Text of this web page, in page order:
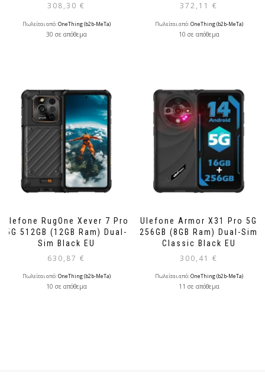
308,30 €
Πωλείται από:OneThing (b2b-MeTa)
30 σε απόθεμα
372,11 €
Πωλείται από:OneThing (b2b-MeTa)
10 σε απόθεμα
Ulefone RugOne Xever 7 Pro
5G 512GB (12GB Ram) Dual-
Sim Black EU
630,87 €
Πωλείται από:OneThing (b2b-MeTa)
10 σε απόθεμα
Ulefone Armor X31 Pro 5G
256GB (8GB Ram) Dual-Sim
Classic Black EU
300,41 €
Πωλείται από:OneThing (b2b-MeTa)
11 σε απόθεμα